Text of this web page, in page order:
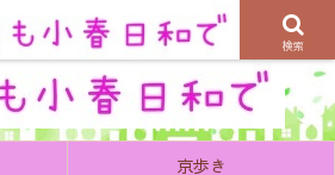
、そんなゆったり気分を感じてみませんか
京歩き
検索